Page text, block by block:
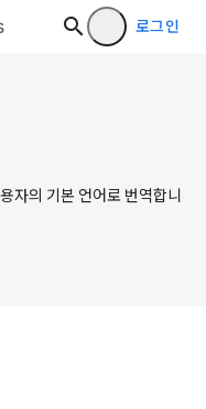
로그인
자의 기본 언어로 번역합니